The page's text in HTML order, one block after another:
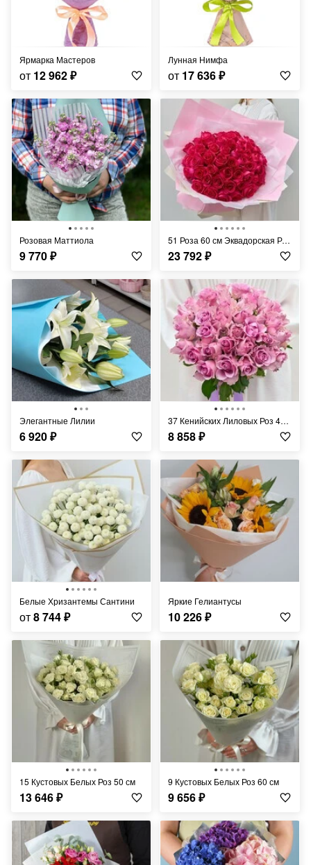
Ярмарка Мастеров
от 12 962₽
Лунная Нимфа
от 17 636₽
Розовая Маттиола
9 770₽
51 Роза 60 см Эквадорская Розовая
23 792₽
Элегантные Лилии
6 920₽
37 Кенийских Лиловых Роз 40 см
8 858₽
Белые Хризантемы Сантини
от8 744₽
Яркие Гелиантусы
10 226₽
15 Кустовых Белых Роз 50 см
13 646₽
9 Кустовых Белых Роз 60 см
9 656₽